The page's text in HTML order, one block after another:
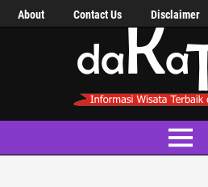
About Contact Us Disclaimer